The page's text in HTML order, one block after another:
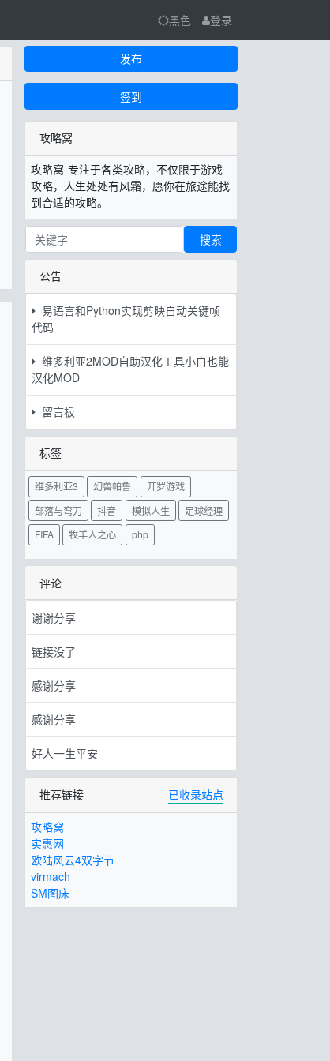
黑色 登录
发布
签到
攻略窝
攻略窝-专注于各类攻略，不仅限于游戏
攻略，人生处处有风霜，愿你在旅途能找
到合适的攻略。
搜索
公告
易语言和Python实现剪映自动关键帧
代码
维多利亚2MOD自助汉化工具小白也能
汉化MOD
留言板
标签
维多利亚3 幻兽帕鲁
开罗游戏
部落与弯刀
抖音 模拟人生
足球经理
FIFA
牧羊人之心 php
评论
谢谢分享
链接没了
感谢分享
感谢分享
好人一生平安
推荐链接 已收录站点
攻略窝
实惠网
欧陆风云4双字节
virmach
SM图床